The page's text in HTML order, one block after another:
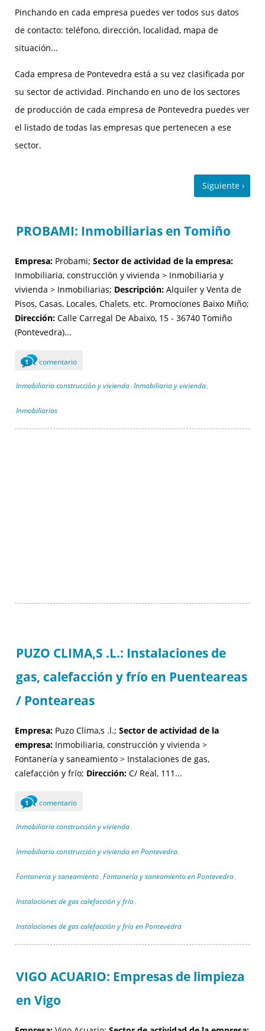
Pinchando en cada empresa puedes ver todos sus datos
de contacto: teléfono, dirección, localidad, mapa de
situación...
Cada empresa de Pontevedra está a su vez clasificada por
su sector de actividad. Pinchando en uno de los sectores
de producción de cada empresa de Pontevedra puedes ver
el listado de todas las empresas que pertenecen a ese
sector.
PROBAMI: Inmobiliarias en Tomiño
Empresa: Probami; Sector de actividad de la empresa:
Inmobiliaria, construcción y vivienda > Inmobiliaria y
vivienda > Inmobiliarias; Descripción: Alquiler y Venta de
Pisos, Casas, Locales, Chalets, etc. Promociones Baixo Miño;
Dirección: Calle Carregal De Abaixo, 15 - 36740 Tomiño
(Pontevedra)...
1 comentario
Inmobiliaria construcción y vivienda , Inmobiliaria y vivienda ,
Inmobiliarias
PUZO CLIMA,S .L.: Instalaciones de
gas, calefacción y frío en Puenteareas
/ Ponteareas
Empresa: Puzo Clima,s .l.; Sector de actividad de la
empresa: Inmobiliaria, construcción y vivienda >
Fontanería y saneamiento > Instalaciones de gas,
calefacción y frío; Dirección: C/ Real, 111...
1 comentario
Inmobiliaria construcción y vivienda ,
Inmobiliaria construcción y vivienda en Pontevedra ,
Fontanería y saneamiento , Fontanería y saneamiento en Pontevedra ,
Instalaciones de gas calefacción y frío ,
Instalaciones de gas calefacción y frío en Pontevedra
VIGO ACUARIO: Empresas de limpieza
en Vigo